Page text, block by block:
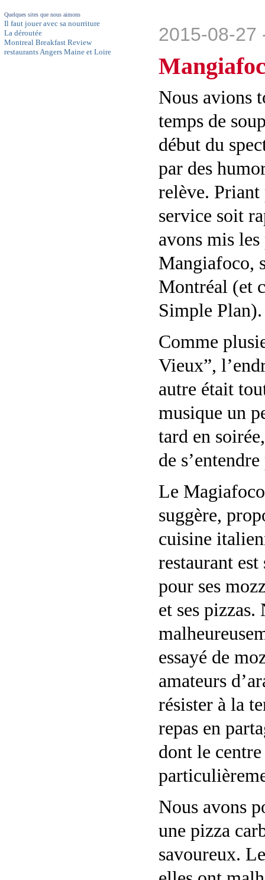
Quelques sites que nous aimons
Il faut jouer avec sa nourriture
La déroutée
Montreal Breakfast Review
restaurants Angers Maine et Loire
2015-08-27
Nous avions
temps de
début du
par des
relève.
service soit
avons mis les
Mangiafoco,
Montréal (et
Simple Plan).
Comme
Vieux”,
autre était
musique un
tard en
de
Le
suggère,
cuisine
restaurant
pour ses
et ses pizzas.
essayé de
amateurs
résister à la
repas en
dont le
Nous avons
une pizza
savoureux.